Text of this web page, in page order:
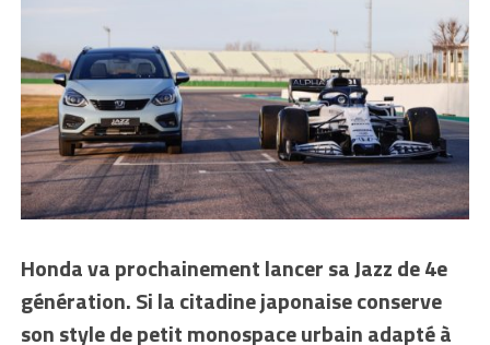
Honda va prochainement lancer sa Jazz de 4e
génération. Si la citadinejaponaise conserve
son style de petit monospace urbain adapté à